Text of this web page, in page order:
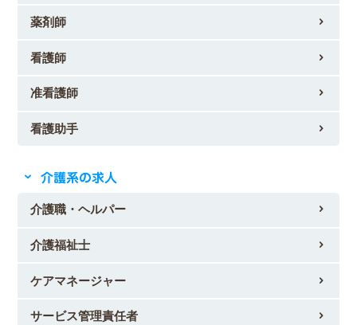
薬剤師
看護師
准看護師
看護助手
介護系の求人
介護職・ヘルパー
介護福祉士
ケアマネージャー
サービス管理責任者